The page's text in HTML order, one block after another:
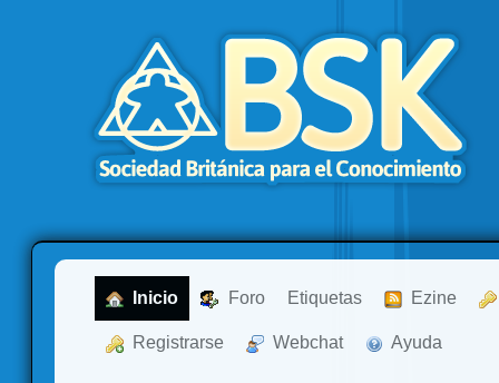
Inicio Foro Etiquetas Ezine
Registrarse Webchat Ayuda